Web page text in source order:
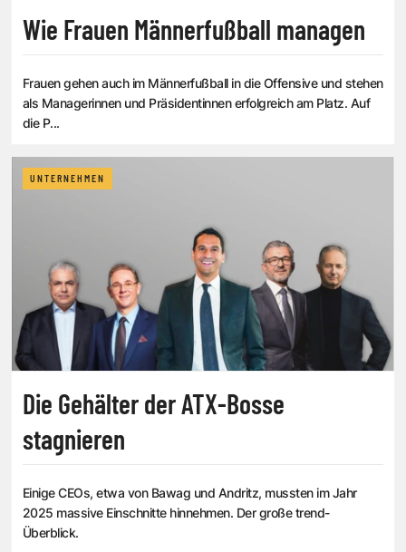
Wie Frauen Männerfußball managen
Frauen gehen auch im Männerfußball in die Offensive und stehen
als Managerinnen und Präsidentinnen erfolgreich am Platz. Auf
die P...
UNTERNEHMEN
Die Gehälter der ATX-Bosse
stagnieren
Einige CEOs, etwa von Bawag und Andritz, mussten im Jahr
2025 massive Einschnitte hinnehmen. Der große trend-
Überblick.